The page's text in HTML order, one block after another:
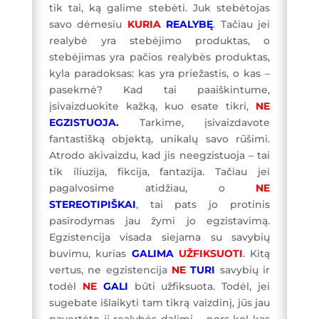
tik tai, ką galime stebėti. Juk stebėtojas
savo dėmesiu KURIA REALYBĘ. Tačiau jei
realybė yra stebėjimo produktas, o
stebėjimas yra pačios realybės produktas,
kyla paradoksas: kas yra priežastis, o kas –
pasekmė? Kad tai paaiškintume,
įsivaizduokite kažką, kuo esate tikri, NE
EGZISTUOJA.Tarkime, įsivaizdavote
fantastišką objektą, unikalų savo rūšimi.
Atrodo akivaizdu, kad jis neegzistuoja – tai
tik iliuzija, fikcija, fantazija. Tačiau jei
pagalvosime atidžiau, o NE
STEREOTIPIŠKAI, tai pats jo protinis
pasirodymas jau žymi jo egzistavimą.
Egzistencija visada siejama su savybių
buvimu, kurias GALIMA UŽFIKSUOTI. Kitą
vertus, ne egzistencija NE TURI savybių ir
todėl NE GALI būti užfiksuota. Todėl, jei
sugebate išlaikyti tam tikrą vaizdinį, jūs jau